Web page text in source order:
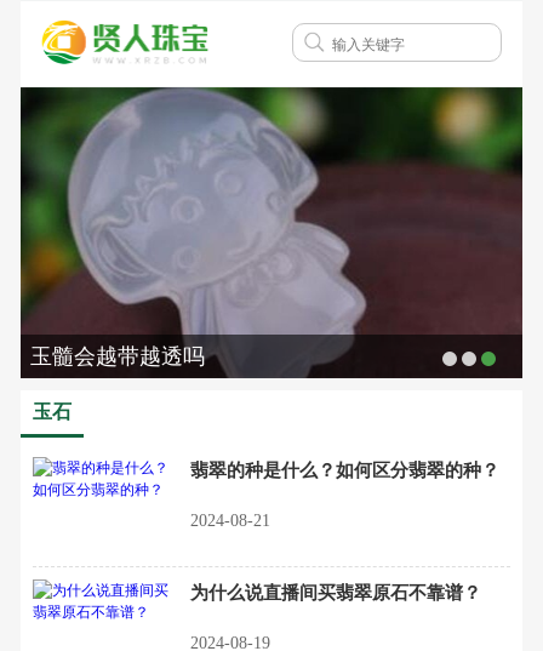
玉髓会越带越透吗
玉石
翡翠的种是什么？如何区分翡翠的种？
2024-08-21
为什么说直播间买翡翠原石不靠谱？
2024-08-19